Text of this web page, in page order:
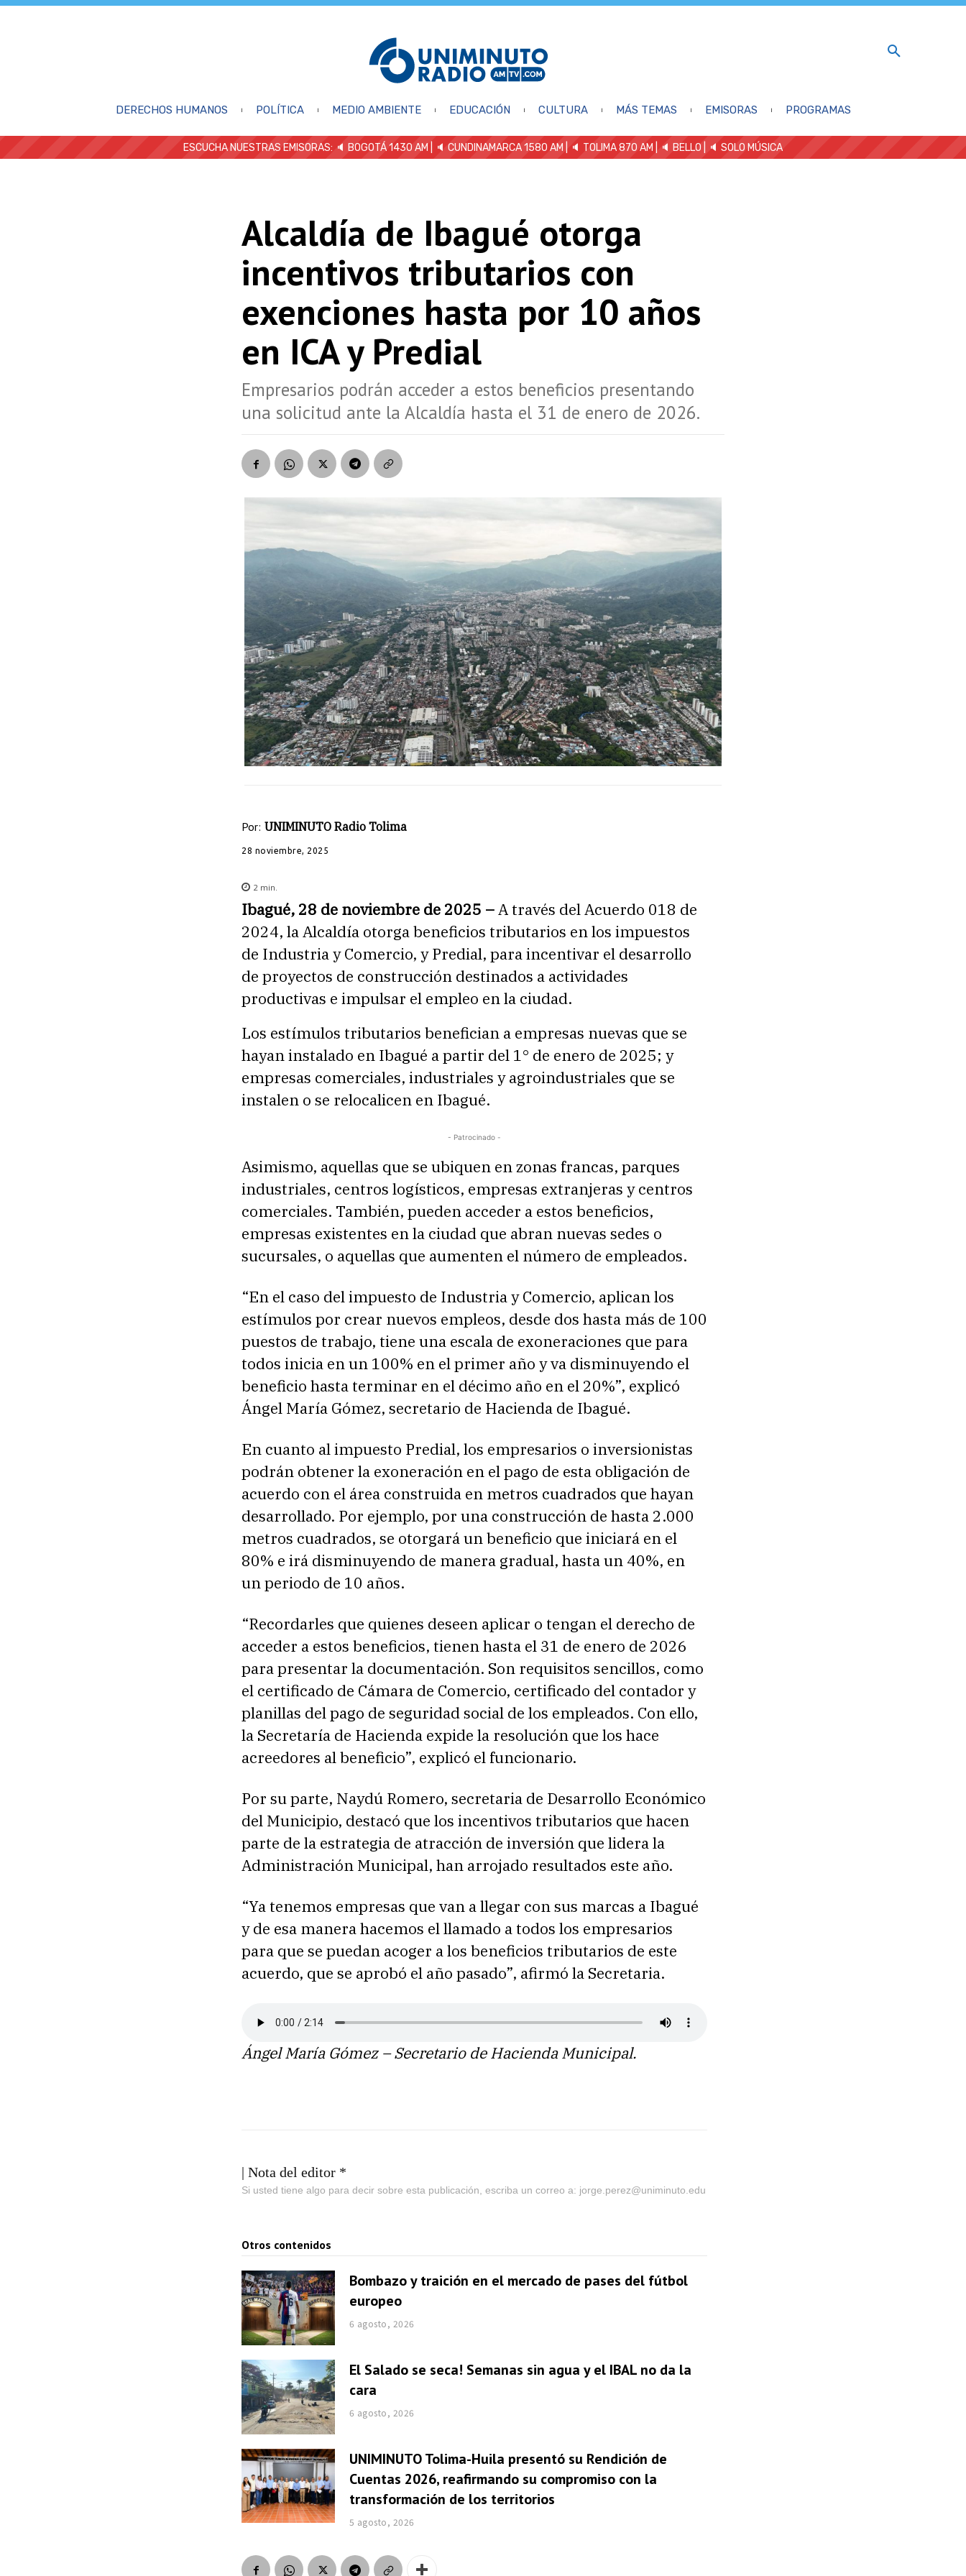
DERECHOS HUMANOS POLÍTICA MEDIO AMBIENTE EDUCACIÓN CULTURA MÁS TEMAS EMISORAS PROGRAMAS
ESCUCHA NUESTRAS EMISORAS: 🔈 BOGOTÁ 1430 AM | 🔈 CUNDINAMARCA 1580 AM | 🔈 TOLIMA 870 AM | 🔈 BELLO 🔈 SOLO MÚSICA
Alcaldía de Ibagué otorga
incentivos tributarios con
exenciones hasta por 10 años
en ICA y Predial
Empresarios podrán acceder a estos beneficios presentando
una solicitud ante la Alcaldía hasta el 31 de enero de 2026.
Por: UNIMINUTO Radio Tolima
28 noviembre, 2025
2 min.
Ibagué, 28 de noviembre de 2025 –A través del Acuerdo 018 de
2024, la Alcaldía otorga beneficios tributarios en los impuestos
de Industria y Comercio, y Predial, para incentivar el desarrollo
de proyectos de construcción destinados a actividades
productivas e impulsar el empleo en la ciudad.
Los estímulos tributarios benefician a empresas nuevas que se
hayan instalado en Ibagué a partir del 1° de enero de 2025; y
empresas comerciales, industriales y agroindustriales que se
instalen o se relocalicen en Ibagué.
- Patrocinado -
Asimismo, aquellas que se ubiquen en zonas francas, parques
industriales, centros logísticos, empresas extranjeras y centros
comerciales. También, pueden acceder a estos beneficios,
empresas existentes en la ciudad que abran nuevas sedes o
sucursales, o aquellas que aumenten el número de empleados.
“En el caso del impuesto de Industria y Comercio, aplican los
estímulos por crear nuevos empleos, desde dos hasta más de 100
puestos de trabajo, tiene una escala de exoneraciones que para
todos inicia en un 100% en el primer año y va disminuyendo el
beneficio hasta terminar en el décimo año en el 20%”, explicó
Ángel María Gómez, secretario de Hacienda de Ibagué.
En cuanto al impuesto Predial, los empresarios o inversionistas
podrán obtener la exoneración en el pago de esta obligación de
acuerdo con el área construida en metros cuadrados que hayan
desarrollado. Por ejemplo, por una construcción de hasta 2.000
metros cuadrados, se otorgará un beneficio que iniciará en el
80% e irá disminuyendo de manera gradual, hasta un 40%, en
un periodo de 10 años.
“Recordarles que quienes deseen aplicar o tengan el derecho de
acceder a estos beneficios, tienen hasta el 31 de enero de 2026
para presentar la documentación. Son requisitos sencillos, como
el certificado de Cámara de Comercio, certificado del contador y
planillas del pago de seguridad social de los empleados. Con ello,
la Secretaría de Hacienda expide la resolución que los hace
acreedores al beneficio”, explicó el funcionario.
Por su parte, Naydú Romero, secretaria de Desarrollo Económico
del Municipio, destacó que los incentivos tributarios que hacen
parte de la estrategia de atracción de inversión que lidera la
Administración Municipal, han arrojado resultados este año.
“Ya tenemos empresas que van a llegar con sus marcas a Ibagué
y de esa manera hacemos el llamado a todos los empresarios
para que se puedan acoger a los beneficios tributarios de este
acuerdo, que se aprobó el año pasado”, afirmó la Secretaria.
Ángel María Gómez – Secretario de Hacienda Municipal.
| Nota del editor *
Si usted tiene algo para decir sobre esta publicación, escriba un correo a: jorge.perez@uniminuto.edu
Otros contenidos
Bombazo y traición en el mercado de pases del fútbol
europeo
6 agosto, 2026
El Salado se seca! Semanas sin agua y el IBAL no da la
cara
6 agosto, 2026
UNIMINUTO Tolima-Huila presentó su Rendición de
Cuentas 2026, reafirmando su compromiso con la
transformación de los territorios
5 agosto, 2026